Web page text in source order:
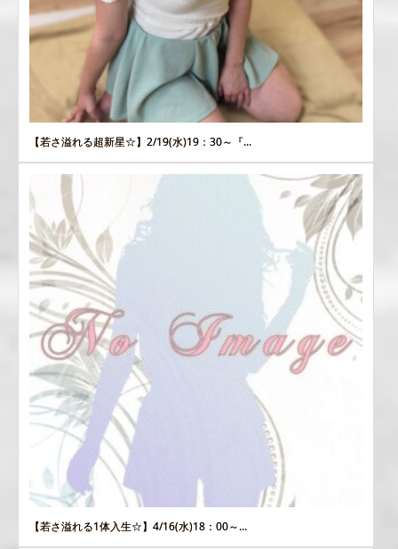
【若さ溢れる超新星☆】2/19(水)19：30～『...
【若さ溢れる1体入生☆】4/16(水)18：00～...